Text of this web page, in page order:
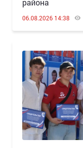
района
06.08.2026 14:38